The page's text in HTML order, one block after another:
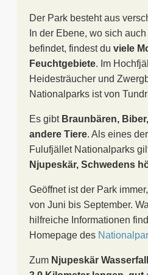
Der Park besteht aus
In der Ebene, wo sich
befindet, findest du viele
Feuchtgebiete. Im
Heidesträucher und
Nationalparks ist von
Es gibt Braunbären,
andere Tiere. Als eines
Fulufjället Nationalparks
Njupeskär, Schwedens
Geöffnet ist der Park
von Juni bis September.
hilfreiche Informationen
Homepage des
Zum Njupeskär Wasserfall